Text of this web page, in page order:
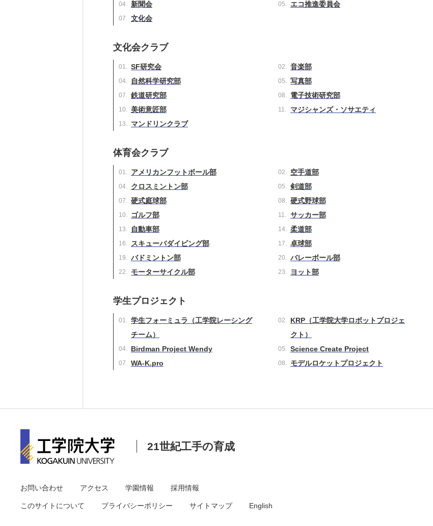
新聞会
エコ推進委員会
文化会
文化会クラブ
SF研究会 音楽部
自然科学研究部
写真部
鉄道研究部
電子技術研究部
美術意匠部
マジシャンズ・ソサエティ
マンドリンクラブ
体育会クラブ
アメリカンフットボール部 空手道部
クロスミントン部
剣道部
硬式庭球部
硬式野球部
ゴルフ部
サッカー部
自動車部
柔道部
スキューバダイビング部
卓球部
バドミントン部
バレーボール部
モーターサイクル部
ヨット部
学生プロジェクト
学生フォーミュラ（工学院レーシング
チーム）
KRP（工学院大学ロボットプロジェ
クト）
Birdman Project Wendy Science Create Project
WA-K.pro
モデルロケットプロジェクト
21世紀工手の育成
お問い合わせ アクセス 学園情報 採用情報
このサイトについて プライバシーポリシー サイトマップ English